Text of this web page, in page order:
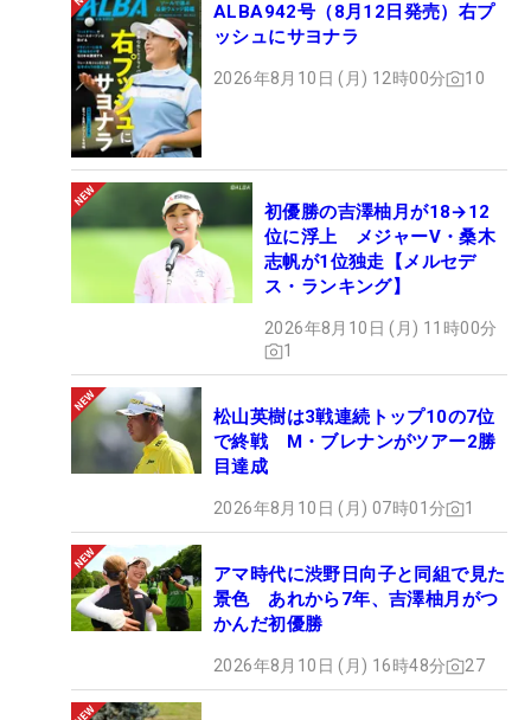
ALBA942号（8月12日発売）右プ
ッシュにサヨナラ
2026年8月10日 (月) 12時00分 10
初優勝の吉澤柚月が18→12
位に浮上 メジャーV・桑木
志帆が1位独走【メルセデ
ス・ランキング】
2026年8月10日 (月) 11時00分
1
松山英樹は3戦連続トップ10の7位
で終戦 M・ブレナンがツアー2勝
目達成
2026年8月10日 (月) 07時01分 1
アマ時代に渋野日向子と同組で見た
景色 あれから7年、吉澤柚月がつ
かんだ初優勝
2026年8月10日 (月) 16時48分 27